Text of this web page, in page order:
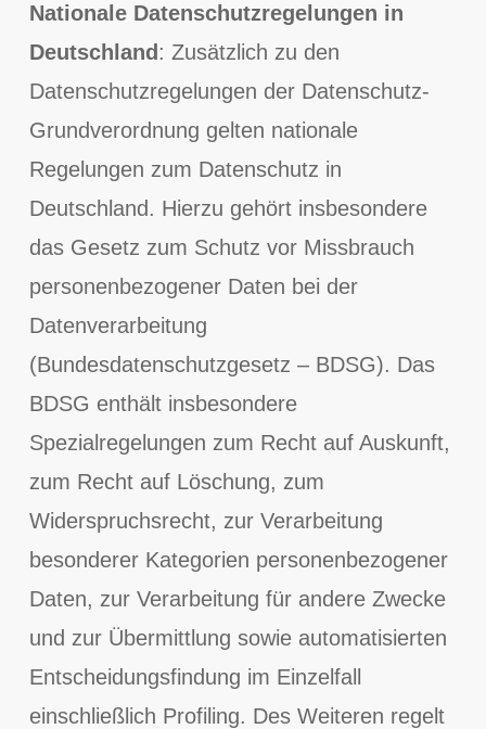
Nationale Datenschutzregelungen in
Deutschland : Zusätzlich zu den
Datenschutzregelungen der Datenschutz-
Grundverordnung gelten nationale
Regelungen zum Datenschutz in
Deutschland. Hierzu gehört insbesondere
das Gesetz zum Schutz vor Missbrauch
personenbezogener Daten bei der
Datenverarbeitung
(Bundesdatenschutzgesetz – BDSG). Das
BDSG enthält insbesondere
Spezialregelungen zum Recht auf Auskunft,
zum Recht auf Löschung, zum
Widerspruchsrecht, zur Verarbeitung
besonderer Kategorien personenbezogener
Daten, zur Verarbeitung für andere Zwecke
und zur Übermittlung sowie automatisierten
Entscheidungsfindung im Einzelfall
einschließlich Profiling. Des Weiteren regelt